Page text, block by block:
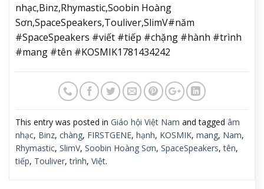
nhạc,Binz,Rhymastic,Soobin Hoàng
Sơn,SpaceSpeakers,Touliver,SlimV#năm
#SpaceSpeakers #viết #tiếp #chặng #hành #trình
#mang #tên #KOSMIK1781434242
This entry was posted in Giáo hội Việt Nam and tagged âm
nhạc, Binz, chàng, FIRSTGENE, hạnh, KOSMIK, mang, Nam,
Rhymastic, SlimV, Soobin Hoàng Sơn, SpaceSpeakers,tên,
tiếp, Touliver,trình, Việt.